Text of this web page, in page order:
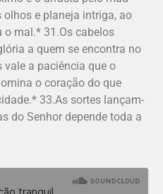
e planeja intriga, ao
o mal.* 31.Os cabelos
a quem se encontra no
a paciência que o
o coração do que
33.As sortes lançam-
do Senhor depende toda a